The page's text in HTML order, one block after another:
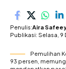
Penulis:Aira
Publikasi: Selasa, 9
Pemulihan
93 persen,